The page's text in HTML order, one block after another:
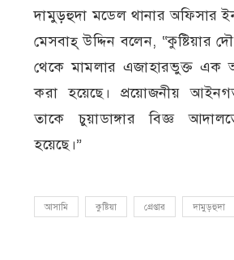
দামুড়হুদা মডেল থানার অফিসার
মেসবাহ্ উদ্দিন বলেন, “কুষ্টিয়ার
থেকে মামলার এজাহারভুক্ত এক
করা হয়েছে। প্রয়োজনীয় আইনগত
তাকে চুয়াডাঙ্গার বিজ্ঞ
হয়েছে।”
আসামি কুষ্টিয়া গ্রেপ্তার দামুড়হুদা